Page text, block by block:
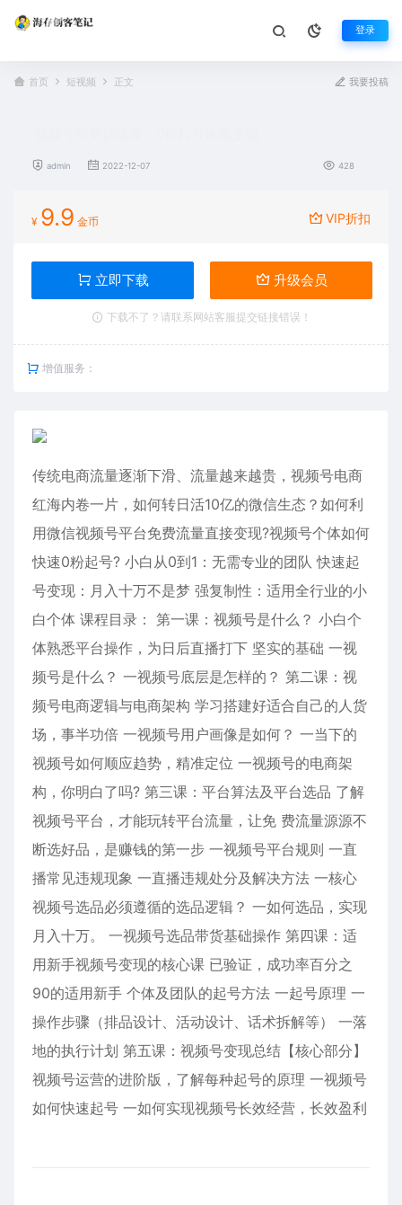
登录
首页 短视频 正文 我要投稿
admin 2022-12-07 428
¥ 9.9 金币 VIP折扣
立即下载 升级会员
下载不了？请联系网站客服提交链接错误！
增值服务：
传统电商流量逐渐下滑、流量越来越贵，视频号电商
红海内卷一片，如何转日活10亿的微信生态？如何利
用微信视频号平台免费流量直接变现?视频号个体如何
快速0粉起号? 小白从0到1：无需专业的团队 快速起
号变现：月入十万不是梦 强复制性：适用全行业的小
白个体 课程目录： 第一课：视频号是什么？ 小白个
体熟悉平台操作，为日后直播打下 坚实的基础 一视
频号是什么？ 一视频号底层是怎样的？ 第二课：视
频号电商逻辑与电商架构 学习搭建好适合自己的人货
场，事半功倍 一视频号用户画像是如何？ 一当下的
视频号如何顺应趋势，精准定位 一视频号的电商架
构，你明白了吗? 第三课：平台算法及平台选品 了解
视频号平台，才能玩转平台流量，让免 费流量源源不
断选好品，是赚钱的第一步 一视频号平台规则 一直
播常见违规现象 一直播违规处分及解决方法 一核心
视频号选品必须遵循的选品逻辑？ 一如何选品，实现
月入十万。 一视频号选品带货基础操作 第四课：适
用新手视频号变现的核心课 已验证，成功率百分之
90的适用新手 个体及团队的起号方法 一起号原理 一
操作步骤（排品设计、活动设计、话术拆解等） 一落
地的执行计划 第五课：视频号变现总结【核心部分】
视频号运营的进阶版，了解每种起号的原理 一视频号
如何快速起号 一如何实现视频号长效经营，长效盈利